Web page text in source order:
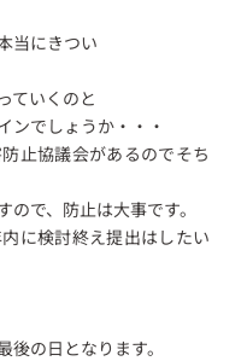
当にきつい
ていくのと
ンでしょうか・・・
止協議会があるのでそち
で、防止は大事です。
に検討終え提出はしたい
の日となります。